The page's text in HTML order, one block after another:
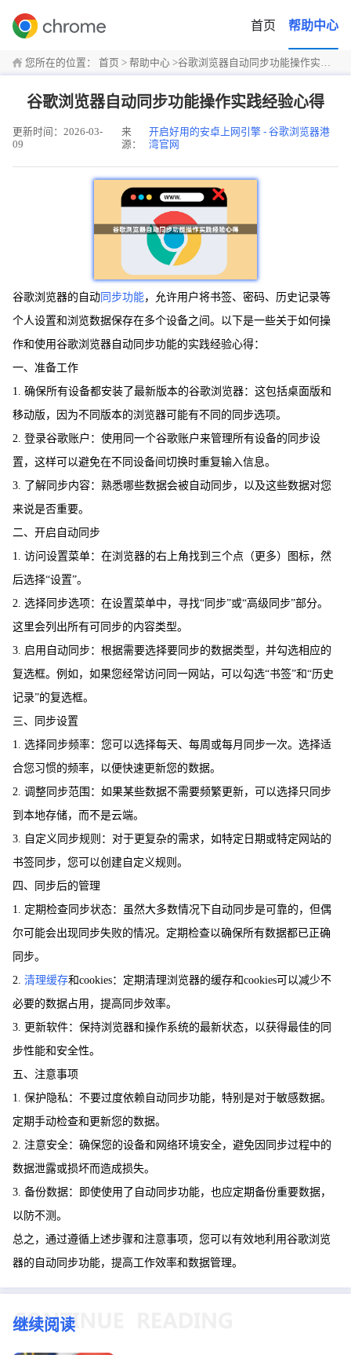
首页 帮助中心
您所在的位置： 首页 > 帮助中心 >谷歌浏览器自动同步功能操作实践经验心得
谷歌浏览器自动同步功能操作实践经验心得
更新时间：2026-03-
09
来
源：
开启好用的安卓上网引擎 - 谷歌浏览器港
湾官网
谷歌浏览器的自动 同步功能，允许用户将书签、密码、历史记录等
个人设置和浏览数据保存在多个设备之间。以下是一些关于如何操
作和使用谷歌浏览器自动同步功能的实践经验心得：
一、准备工作
1. 确保所有设备都安装了最新版本的谷歌浏览器：这包括桌面版和
移动版，因为不同版本的浏览器可能有不同的同步选项。
2. 登录谷歌账户：使用同一个谷歌账户来管理所有设备的同步设
置，这样可以避免在不同设备间切换时重复输入信息。
3. 了解同步内容：熟悉哪些数据会被自动同步，以及这些数据对您
来说是否重要。
二、开启自动同步
1. 访问设置菜单：在浏览器的右上角找到三个点（更多）图标，然
后选择“设置”。
2. 选择同步选项：在设置菜单中，寻找“同步”或“高级同步”部分。
这里会列出所有可同步的内容类型。
3. 启用自动同步：根据需要选择要同步的数据类型，并勾选相应的
复选框。例如，如果您经常访问同一网站，可以勾选“书签”和“历史
记录”的复选框。
三、同步设置
1. 选择同步频率：您可以选择每天、每周或每月同步一次。选择适
合您习惯的频率，以便快速更新您的数据。
2. 调整同步范围：如果某些数据不需要频繁更新，可以选择只同步
到本地存储，而不是云端。
3. 自定义同步规则：对于更复杂的需求，如特定日期或特定网站的
书签同步，您可以创建自定义规则。
四、同步后的管理
1. 定期检查同步状态：虽然大多数情况下自动同步是可靠的，但偶
尔可能会出现同步失败的情况。定期检查以确保所有数据都已正确
同步。
2. 清理缓存和cookies：定期清理浏览器的缓存和cookies可以减少不
必要的数据占用，提高同步效率。
3. 更新软件：保持浏览器和操作系统的最新状态，以获得最佳的同
步性能和安全性。
五、注意事项
1. 保护隐私：不要过度依赖自动同步功能，特别是对于敏感数据。
定期手动检查和更新您的数据。
2. 注意安全：确保您的设备和网络环境安全，避免因同步过程中的
数据泄露或损坏而造成损失。
3. 备份数据：即使使用了自动同步功能，也应定期备份重要数据，
以防不测。
总之，通过遵循上述步骤和注意事项，您可以有效地利用谷歌浏览
器的自动同步功能，提高工作效率和数据管理。
继续阅读